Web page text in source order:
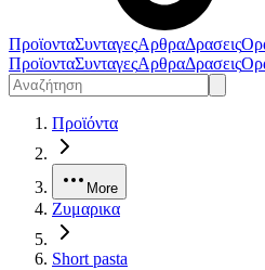
ΠροϊονταΣυνταγεςΑρθραΔρασεις
ΠροϊονταΣυνταγεςΑρθραΔρασεις
Προϊόντα
More
Ζυμαρικα
Short pasta